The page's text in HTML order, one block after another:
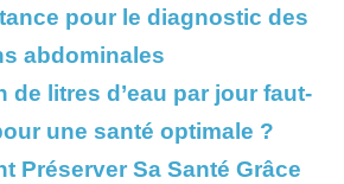
pour le diagnostic des
abdominales
de litres d’eau par jour faut-
une santé optimale ?
Préserver Sa Santé Grâce